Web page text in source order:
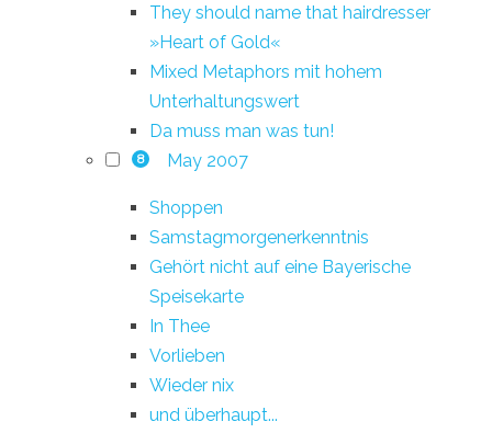
They should name that hairdresser
»Heart of Gold«
Mixed Metaphors mit hohem
Unterhaltungswert
Da muss man was tun!
8 May 2007
Shoppen
Samstagmorgenerkenntnis
Gehört nicht auf eine Bayerische
Speisekarte
In Thee
Vorlieben
Wieder nix
und überhaupt...